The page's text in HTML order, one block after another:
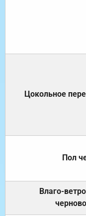
Цокольное
Пол
Влаго-